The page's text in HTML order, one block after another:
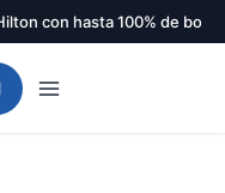
con hasta 100% de